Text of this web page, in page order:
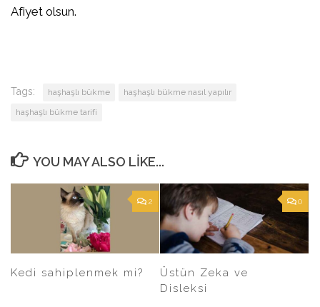
Afiyet olsun.
Tags: haşhaşlı bükme
haşhaşlı bükme nasıl yapılır
haşhaşlı bükme tarifi
YOU MAY ALSO LIKE...
2
Kedi sahiplenmek mi?
0
Üstün Zeka ve
Disleksi